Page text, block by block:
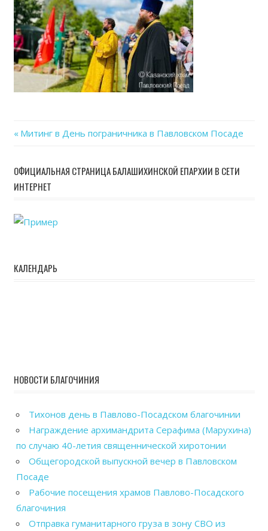
по
записям
Previous
Митинг в День пограничника в Павловском Посаде
ОФИЦИАЛЬНАЯ СТРАНИЦА БАЛАШИХИНСКОЙ ЕПАРХИИ В СЕТИ
ИНТЕРНЕТ
КАЛЕНДАРЬ
НОВОСТИ БЛАГОЧИНИЯ
Тихонов день в Павлово-Посадском благочинии
Награждение архимандрита Серафима (Марухина)
по случаю 40-летия священнической хиротонии
Общегородской выпускной вечер в Павловском
Посаде
Рабочие посещения храмов Павлово-Посадского
благочиния
Отправка гуманитарного груза в зону СВО из